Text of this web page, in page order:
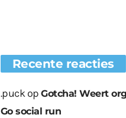
Recente reacties
.puckopGotcha! Weert
Go social run